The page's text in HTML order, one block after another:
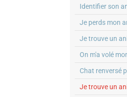
Identifier son
Je perds mon
Je trouve un
On m'a volé
Chat renversé
Je trouve un